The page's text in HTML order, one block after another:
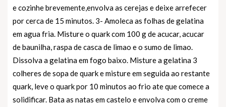
e cozinhe brevemente,envolva as cerejas e deixe arrefecer
por cerca de 15 minutos. 3- Amoleca as folhas de gelatina
em agua fria. Misture o quark com 100 g de acucar, acucar
de baunilha, raspa de casca de limao e o sumo de limao.
Dissolva a gelatina em fogo baixo. Misture a gelatina 3
colheres de sopa de quark e misture em seguida ao restante
quark, leve o quark por 10 minutos ao frio ate que comece a
solidificar. Bata as natas em castelo e envolva com o creme